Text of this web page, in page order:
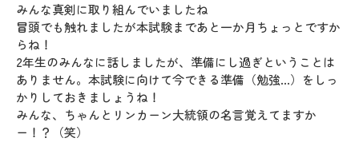
みんな真剣に取り組んでいましたね
冒頭でも触れましたが本試験まであと一か月ちょっとですか
らね！
2年生のみんなに話しましたが、準備にし過ぎということは
ありません。本試験に向けて今できる準備（勉強…）をしっ
かりしておきましょうね！
みんな、ちゃんとリンカーン大統領の名言覚えてますか
ー！？（笑）